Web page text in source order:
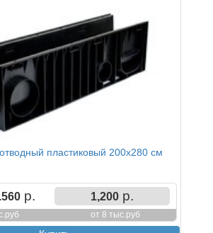
пластиковый 200х280 см
р. 1,200 р.
от 8 тыс.руб